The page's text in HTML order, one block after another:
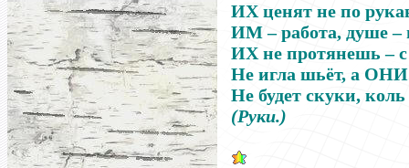
ИХ ценят не по
ИМ –работа, душе–
ИХ не протянешь–с
Не игла шьёт, а ОНИ
Не будет скуки,
(Руки.)